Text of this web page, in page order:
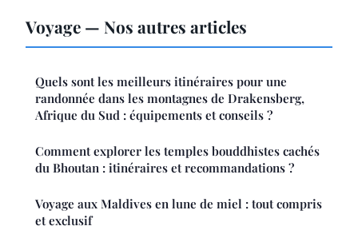
Voyage — Nos autres articles
Quels sont les meilleurs itinéraires pour une
randonnée dans les montagnes de Drakensberg,
Afrique du Sud : équipements et conseils ?
Comment explorer les temples bouddhistes cachés
du Bhoutan : itinéraires et recommandations ?
Voyage aux Maldives en lune de miel : tout compris
et exclusif